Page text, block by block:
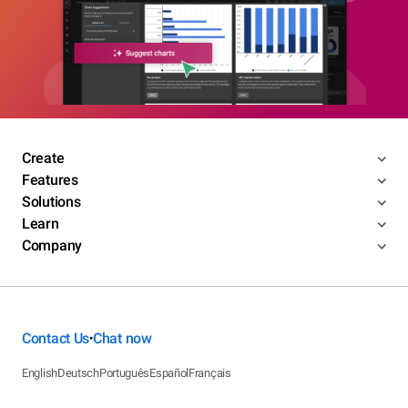
Create
Features
Solutions
Learn
Company
Contact Us•Chat now
EnglishDeutschPortuguêsEspañolFrançais